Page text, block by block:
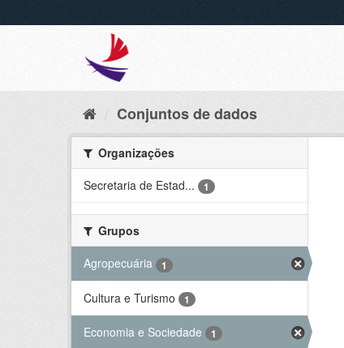
Conjuntos de dados
Organizações
Secretaria de Estad...
1
Grupos
Agropecuária
1
Cultura e Turismo 1
Economia e Sociedade 1